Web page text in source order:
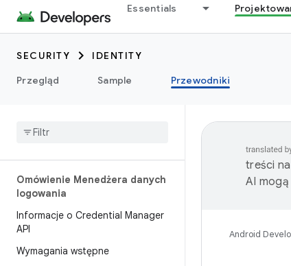
Essentials
SECURITY
IDENTITY
Przegląd
Sample Przewodniki
Omówienie Menedżera danych
logowania
Informacje o Credential Manager
API
Wymagania wstępne
treści
AI mogą
Android